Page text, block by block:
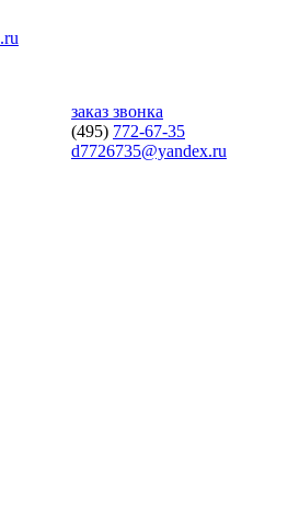
заказ звонка
(495) 772-67-35
d7726735@yandex.ru